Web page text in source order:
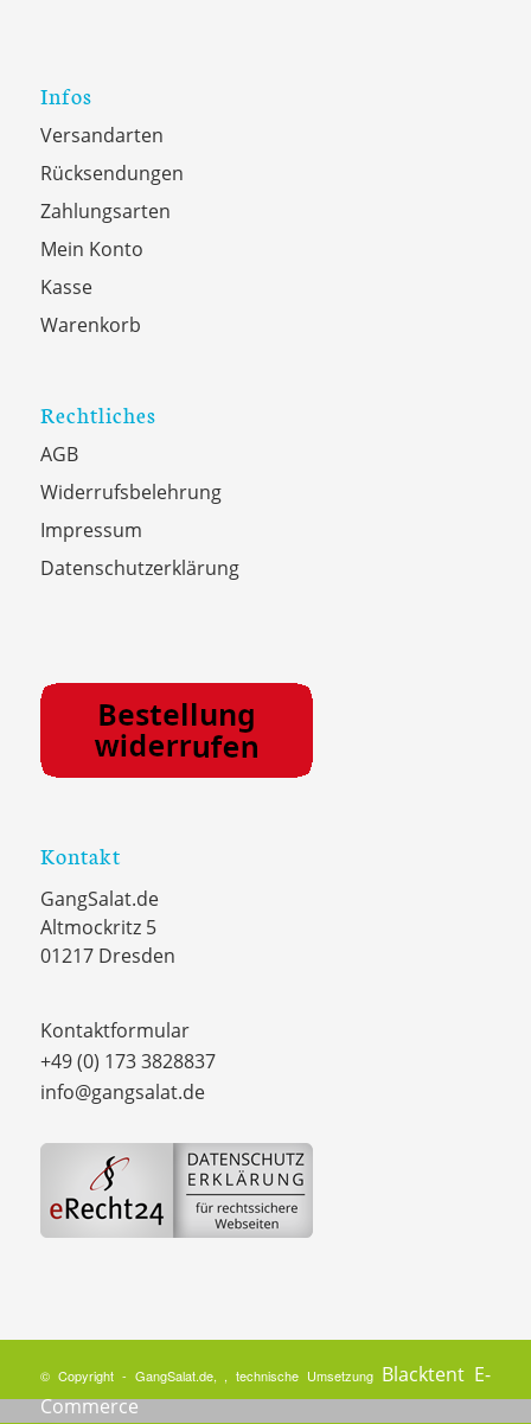
Infos
Versandarten
Rücksendungen
Zahlungsarten
Mein Konto
Kasse
Warenkorb
Rechtliches
AGB
Widerrufsbelehrung
Impressum
Datenschutzerklärung
Kontakt
GangSalat.de
Altmockritz 5
01217 Dresden
Kontaktformular
+49 (0) 173 3828837
info@gangsalat.de
© Copyright - GangSalat.de, , technische Umsetzung Blacktent E-
Commerce